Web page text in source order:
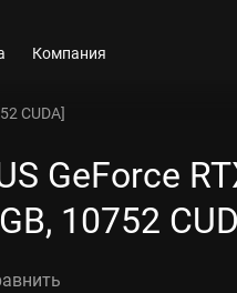
Компания
CUDA]
GeForce
10752